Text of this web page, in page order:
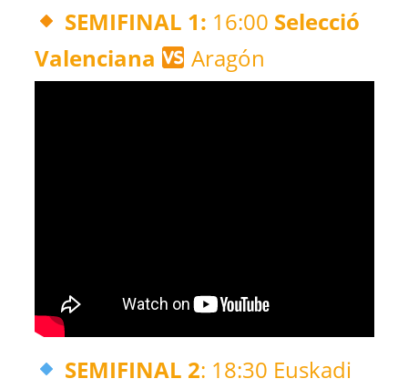
SEMIFINAL 1: 16:00 Selecció
Valenciana
Aragón
SEMIFINAL 2: 18:30 Euskadi